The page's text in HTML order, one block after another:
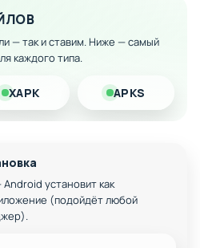
версию на Андроид и
нового мира без финансовых
— так и ставим. Ниже — самый
каждого типа.
XAPK APKS
установит как
(подойдёт любой